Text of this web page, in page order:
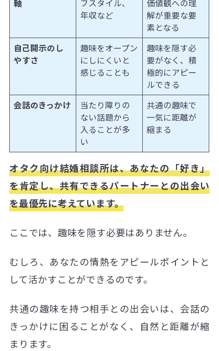
軸
フスタイル、
年収など
価値観への理
解が重要な要
素となる
自己開示のし
やすさ
趣味をオープン
にしにくいと
感じることも
趣味を隠す必
要がなく、積
極的にアピー
ルできる
会話のきっかけ
当たり障りの
ない話題から
入ることが多
い
共通の趣味で
一気に距離が
縮まる
オタク向け結婚相談所は、あなたの「好き」
を肯定し、共有できるパートナーとの出会い
を最優先に考えています。
ここでは、趣味を隠す必要はありません。
むしろ、あなたの情熱をアピールポイントと
して活かすことができるのです。
共通の趣味を持つ相手との出会いは、会話の
きっかけに困ることがなく、自然と距離が縮
まります。